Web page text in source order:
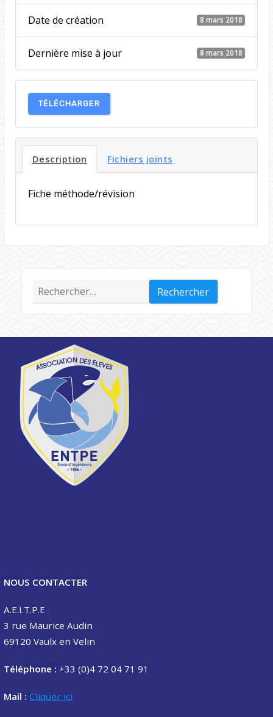
Date de création 8 mars 2018
Dernière mise à jour 8 mars 2018
TÉLÉCHARGER
Description Fichiers joints
Fiche méthode/révision
Rechercher :
NOUS CONTACTER
A.E.I.T.P.E
3 rue Maurice Audin
69120 Vaulx en Velin
Téléphone : +33 (0)4 72 04 71 91
Mail : Cliquer ici